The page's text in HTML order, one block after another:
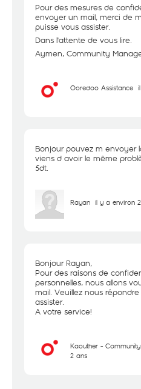
Pour des mesures de
envoyer un mail, merci de
puisse vous assister.
Dans l'attente de vous lire.
Aymen, Community
Ooredoo Assistance
Bonjour pouvez m envoyer
viens d avoir le même
5dt.
Rayan il y a environ
Bonjour Rayan,
Pour des raisons de
personnelles, nous allons
mail. Veuillez nous
assister.
A votre service!
Kaouther -
2 ans